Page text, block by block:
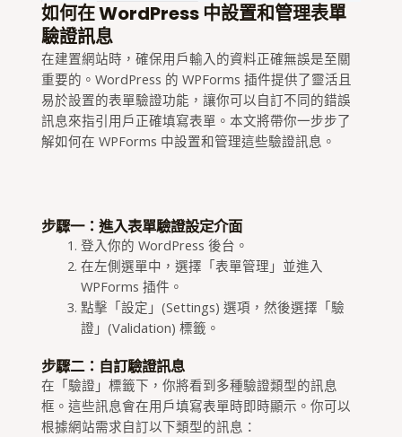
如何在 WordPress 中設置和管理表單
驗證訊息
在建置網站時，確保用戶輸入的資料正確無誤是至關
重要的。WordPress 的 WPForms 插件提供了靈活且
易於設置的表單驗證功能，讓你可以自訂不同的錯誤
訊息來指引用戶正確填寫表單。本文將帶你一步步了
解如何在 WPForms 中設置和管理這些驗證訊息。
步驟一：進入表單驗證設定介面
登入你的 WordPress 後台。
在左側選單中，選擇「表單管理」並進入
WPForms 插件。
點擊「設定」(Settings) 選項，然後選擇「驗
證」(Validation) 標籤。
步驟二：自訂驗證訊息
在「驗證」標籤下，你將看到多種驗證類型的訊息
框。這些訊息會在用戶填寫表單時即時顯示。你可以
根據網站需求自訂以下類型的訊息：